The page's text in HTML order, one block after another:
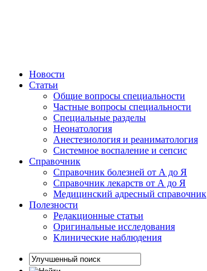
Новости
Статьи
Общие вопросы специальности
Частные вопросы специальности
Специальные разделы
Неонатология
Анестезиология и реаниматология
Системное воспаление и сепсис
Справочник
Справочник болезней от А до Я
Справочник лекарств от А до Я
Медицинский адресный справочник
Полезности
Редакционные статьи
Оригинальные исследования
Клинические наблюдения